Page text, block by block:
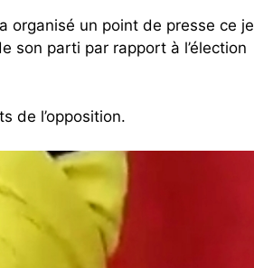
organisé un point de presse ce
son parti par rapport à l’élection
de l’opposition.